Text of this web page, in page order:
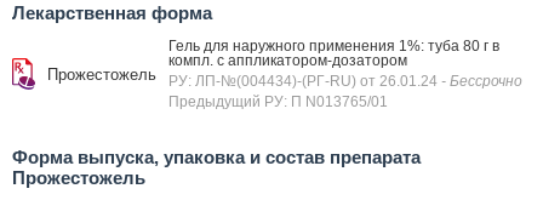
Лекарственная форма
Прожестожель
Гель для наружного применения 1%: туба 80 г в
компл. с аппликатором-дозатором
РУ: ЛП-№(004434)-(РГ-RU) от 26.01.24 - Бессрочно
Предыдущий РУ: П N013765/01
Форма выпуска, упаковка и состав препарата
Прожестожель